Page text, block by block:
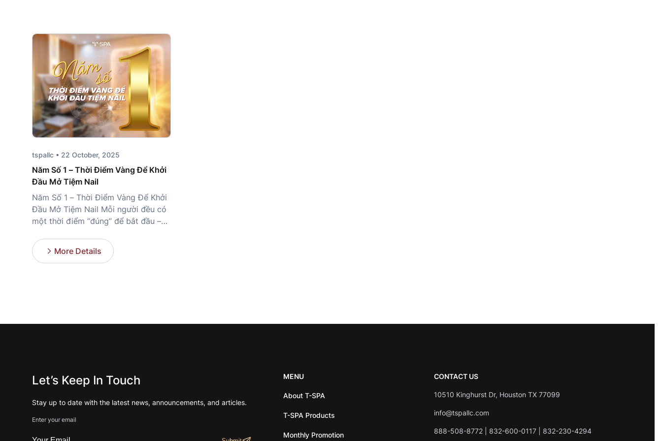
tspallc • 22 October, 2025
Năm Số 1 – Thời Điểm Vàng Để Khởi
Đầu Mở Tiệm Nail
Năm Số 1 – Thời Điểm Vàng Để Khởi
Đầu Mở Tiệm Nail Mỗi người đều có
một thời điểm “đúng” để bắt đầu –
như đang thì thầm: “Đã đến lúc rồi.”
Theo thần số học, năm số 1 chính là
More Details
Let’s Keep In Touch
Stay up to date with the latest news, announcements, and articles.
Enter your email
MENU
About T-SPA
T-SPA Products
Monthly Promotion
CONTACT US
10510 Kinghurst Dr, Houston TX 77099
info@tspallc.com
888-508-8772 832-600-0117 832-230-4294